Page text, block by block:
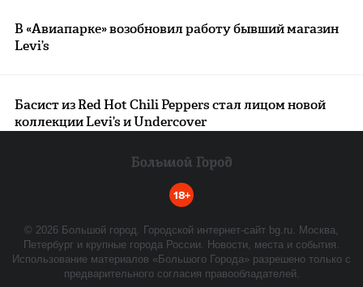
В «Авиапарке» возобновил работу бывший магазин
Levi’s
Басист из Red Hot Chili Peppers стал лицом новой
коллекции Levi’s и Undercover
18+
© 2026 Большой город. Городской интернет-сайт bg.ru. Москва,
Петербург и крупные города России. Новости, места и события.
Использование материалов «Большого Города» разрешено только с
предварительного согласия правообладателей.